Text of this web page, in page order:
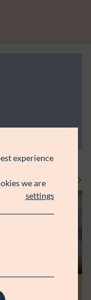
alt:
experience
we are
settings